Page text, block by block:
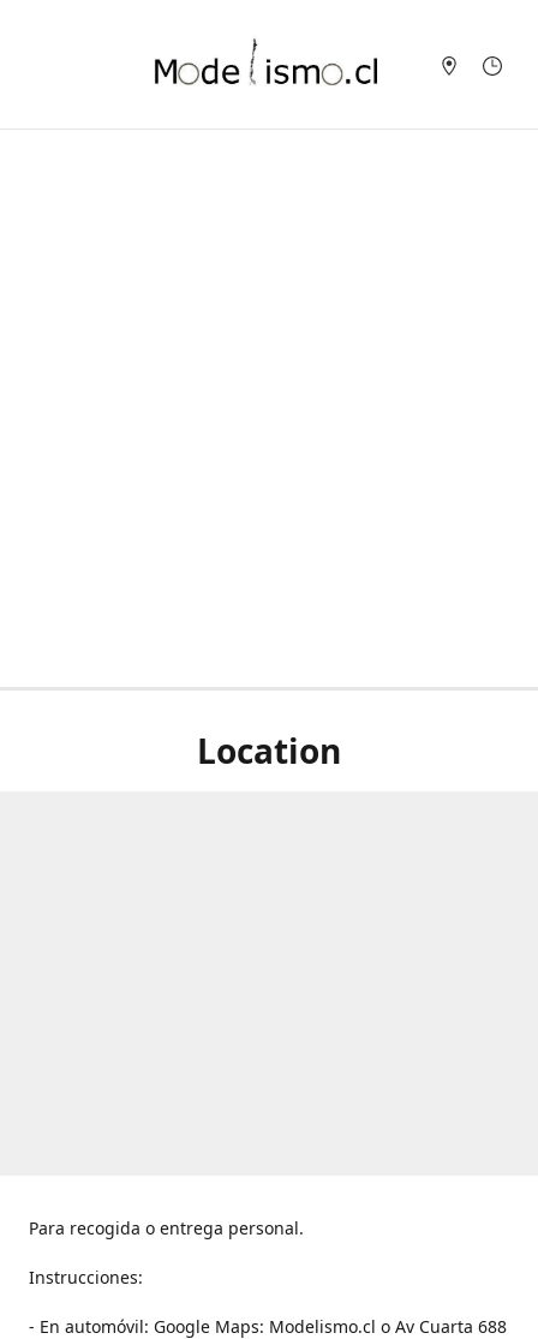
Location
Para recogida o entrega personal.
Instrucciones:
- En automóvil: Google Maps: Modelismo.cl o Av Cuarta 688